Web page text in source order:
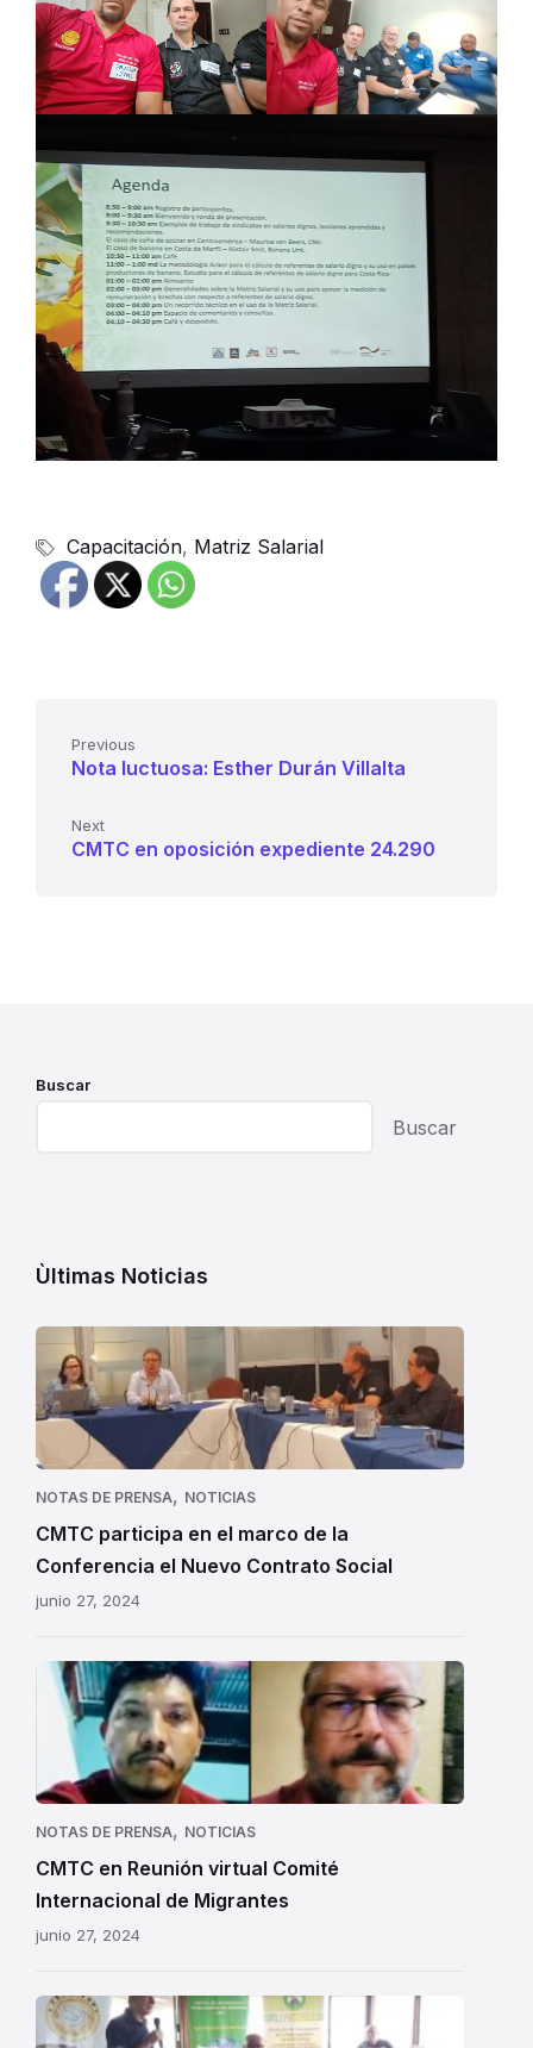
Capacitación, Matriz Salarial
Previous
Nota luctuosa: Esther Durán Villalta
Next
CMTC en oposición expediente 24.290
Buscar
Buscar
Ùltimas Noticias
NOTAS DE PRENSA, NOTICIAS
CMTC participa en el marco de la
Conferencia el Nuevo Contrato Social
junio 27, 2024
NOTAS DE PRENSA, NOTICIAS
CMTC en Reunión virtual Comité
Internacional de Migrantes
junio 27, 2024